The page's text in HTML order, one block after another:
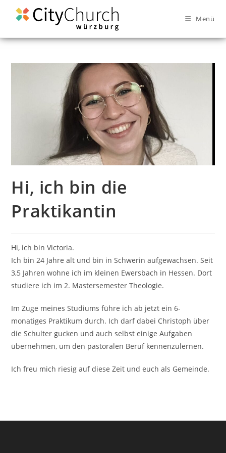
Menü
Hi, ich bin die
Praktikantin
Hi, ich bin Victoria.
Ich bin 24 Jahre alt und bin in Schwerin aufgewachsen. Seit
3,5 Jahren wohne ich im kleinen Ewersbach in Hessen. Dort
studiere ich im 2. Mastersemester Theologie.
Im Zuge meines Studiums führe ich ab jetzt ein 6-
monatiges Praktikum durch. Ich darf dabei Christoph über
die Schulter gucken und auch selbst einige Aufgaben
übernehmen, um den pastoralen Beruf kennenzulernen.
Ich freu mich riesig auf diese Zeit und euch als Gemeinde.